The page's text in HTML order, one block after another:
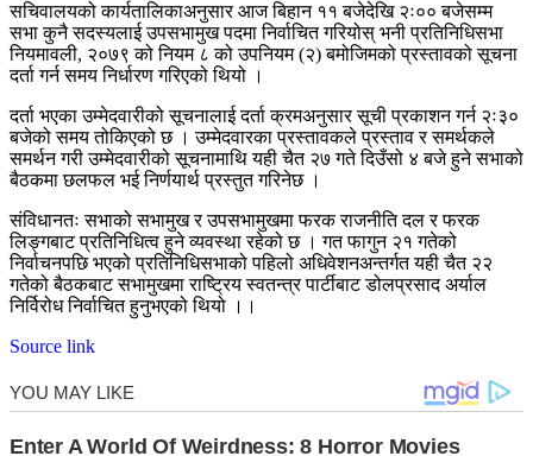
सचिवालयको कार्यतालिकाअनुसार आज बिहान ११ बजेदेखि २ः०० बजेसम्म
सभा कुनै सदस्यलाई उपसभामुख पदमा निर्वाचित गरियोस् भनी प्रतिनिधिसभा
नियमावली, २०७९ को नियम ८ को उपनियम (२) बमोजिमको प्रस्तावको सूचना
दर्ता गर्न समय निर्धारण गरिएको थियो ।
दर्ता भएका उम्मेदवारीको सूचनालाई दर्ता क्रमअनुसार सूची प्रकाशन गर्न २ः३०
बजेको समय तोकिएको छ । उम्मेदवारका प्रस्तावकले प्रस्ताव र समर्थकले
समर्थन गरी उम्मेदवारीको सूचनामाथि यही चैत २७ गते दिउँसो ४ बजे हुने सभाको
बैठकमा छलफल भई निर्णयार्थ प्रस्तुत गरिनेछ ।
संविधानतः सभाको सभामुख र उपसभामुखमा फरक राजनीति दल र फरक
लिङ्गबाट प्रतिनिधित्व हुने व्यवस्था रहेको छ । गत फागुन २१ गतेको
निर्वाचनपछि भएको प्रतिनिधिसभाको पहिलो अधिवेशनअन्तर्गत यही चैत २२
गतेको बैठकबाट सभामुखमा राष्ट्रिय स्वतन्त्र पार्टीबाट डोलप्रसाद अर्याल
निर्विरोध निर्वाचित हुनुभएको थियो ।।
Source link